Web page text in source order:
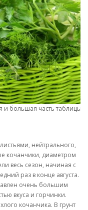
и большая часть таблицы
нейтрального,
кочанчики, диаметром
весь сезон, начиная с
раз в конце августа.
очень большим
вкуса и горчинки.
кочанчика. В грунт